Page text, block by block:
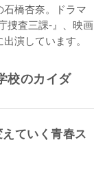
橋杏奈。ドラマ
捜査三課-』、映画
演しています。
校のカイダ
ていく青春ス